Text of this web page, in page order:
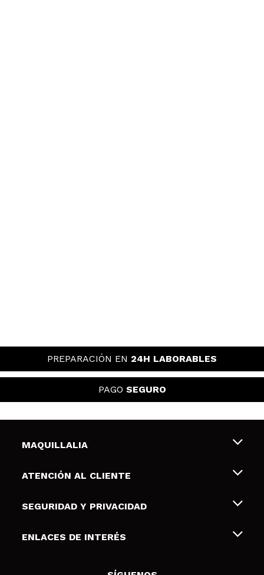
PREPARACIÓN EN 24H LABORABLES
PAGO SEGURO
MAQUILLALIA
Sobre nosotros
Tarjetas de Regalo
ATENCIÓN AL CLIENTE
Envíos y devoluciones
Formas de pago
SEGURIDAD Y PRIVACIDAD
Terminos y condiciones de uso
Política de cookies
ENLACES DE INTERÉS